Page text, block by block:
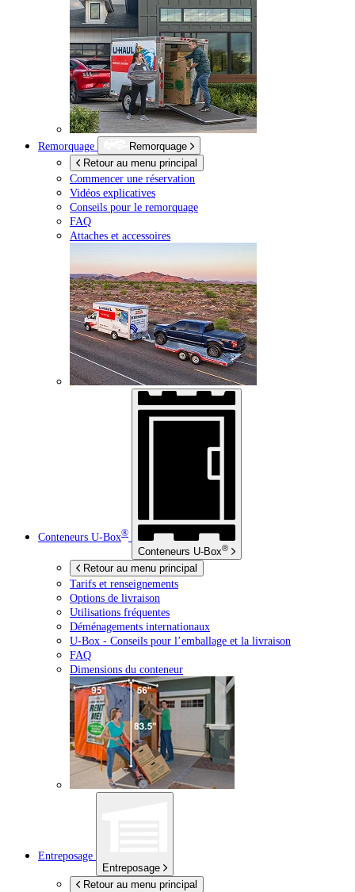
Remorquage
Remorquage
Retour au menu principal
Commencer une réservation
Vidéos explicatives
Conseils pour le remorquage
FAQ
Attaches et accessoires
Conteneurs U-Box®
Conteneurs U-Box®
Retour au menu principal
Tarifs et renseignements
Options de livraison
Utilisations fréquentes
Déménagements internationaux
U-Box - Conseils pour l’emballage et la livraison
FAQ
Dimensions du conteneur
Entreposage
Entreposage
Retour au menu principal